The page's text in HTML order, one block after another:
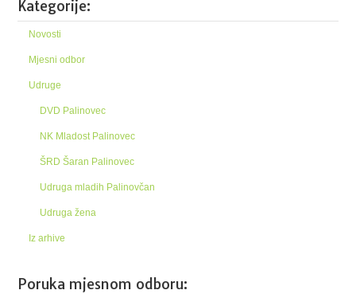
Kategorije:
Novosti
Mjesni odbor
Udruge
DVD Palinovec
NK Mladost Palinovec
ŠRD Šaran Palinovec
Udruga mladih Palinovčan
Udruga žena
Iz arhive
Poruka mjesnom odboru: